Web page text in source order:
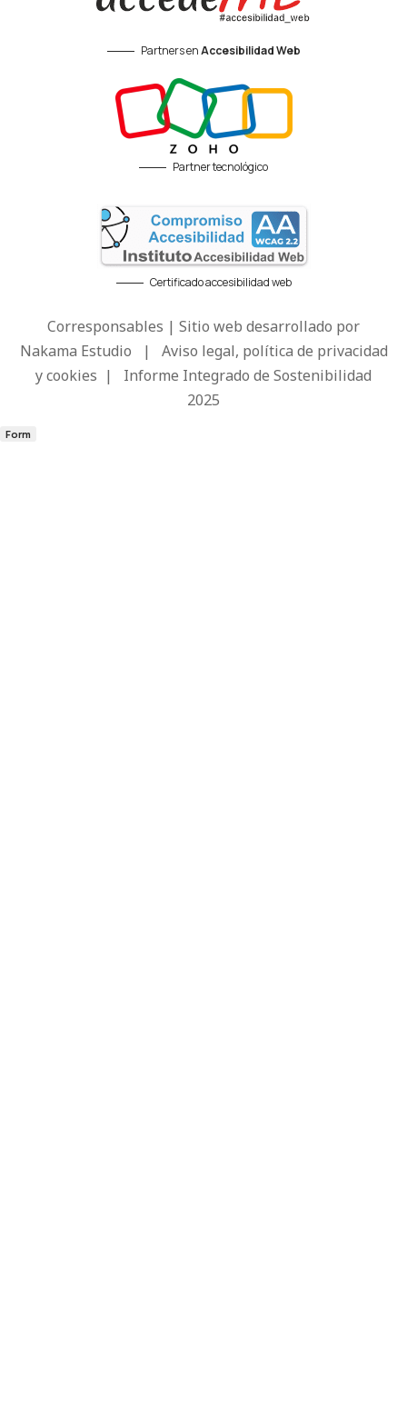
Partners enAccesibilidad Web
Partner tecnológico
Certificado accesibilidad web
Corresponsables | Sitio web desarrollado por
Nakama Estudio | Aviso legal, política de privacidad
y cookies | Informe Integrado de Sostenibilidad
2025
Form